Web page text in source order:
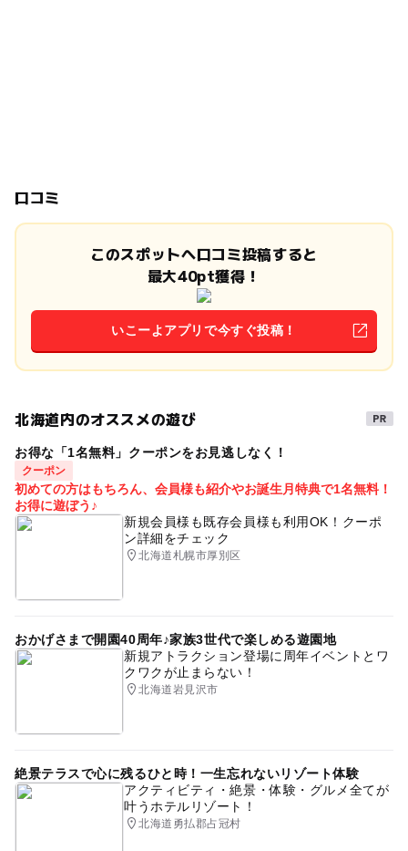
口コミ
このスポットへ口コミ投稿すると
最大40pt獲得！
いこーよアプリで今すぐ投稿！
北海道内のオススメの遊び
お得な「1名無料」クーポンをお見逃しなく！
クーポン
初めての方はもちろん、会員様も紹介やお誕生月特典で1名無料！
お得に遊ぼう♪
新規会員様も既存会員様も利用OK！クーポ
ン詳細をチェック
北海道札幌市厚別区
おかげさまで開園40周年♪家族3世代で楽しめる遊園地
新規アトラクション登場に周年イベントとワ
クワクが止まらない！
北海道岩見沢市
絶景テラスで心に残るひと時！一生忘れないリゾート体験
アクティビティ・絶景・体験・グルメ全てが
叶うホテルリゾート！
北海道勇払郡占冠村